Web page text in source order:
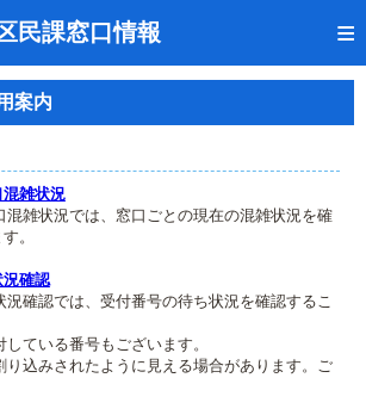
民課窓口情報
況確認
確認
ル通知登録
約
取消
ー
案内
混雑状況
雑状況では、窓口ごとの現在の混雑状況を確
。
確認
確認では、受付番号の待ち状況を確認するこ
ている番号もございます。
込みされたように見える場合があります。ご